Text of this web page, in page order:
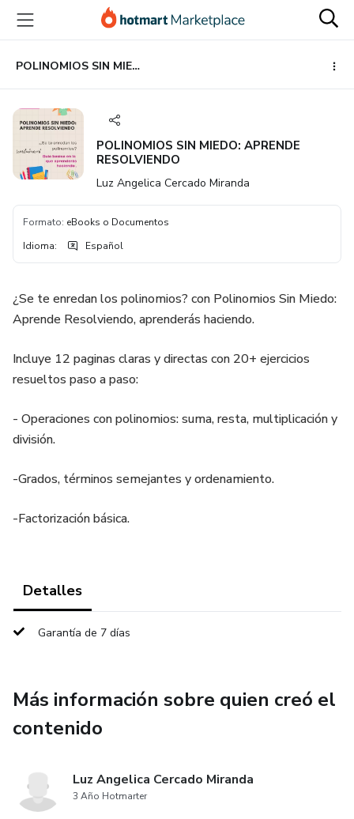
principal
página
de
página
POLINOMIOS SIN MIEDO: APRENDE RESOLVIENDO
POLINOMIOS SIN MIEDO: APRENDE
RESOLVIENDO
Luz Angelica Cercado Miranda
Formato: eBooks o Documentos
Idioma: Español
¿Se te enredan los polinomios? con Polinomios Sin Miedo:
Aprende Resolviendo, aprenderás haciendo.
Incluye 12 paginas claras y directas con 20+ ejercicios
resueltos paso a paso:
- Operaciones con polinomios: suma, resta, multiplicación y
división.
-Grados, términos semejantes y ordenamiento.
-Factorización básica.
Detalles
Garantía de 7 días
Más información sobre quien creó el
contenido
Luz Angelica Cercado Miranda
3 Año Hotmarter